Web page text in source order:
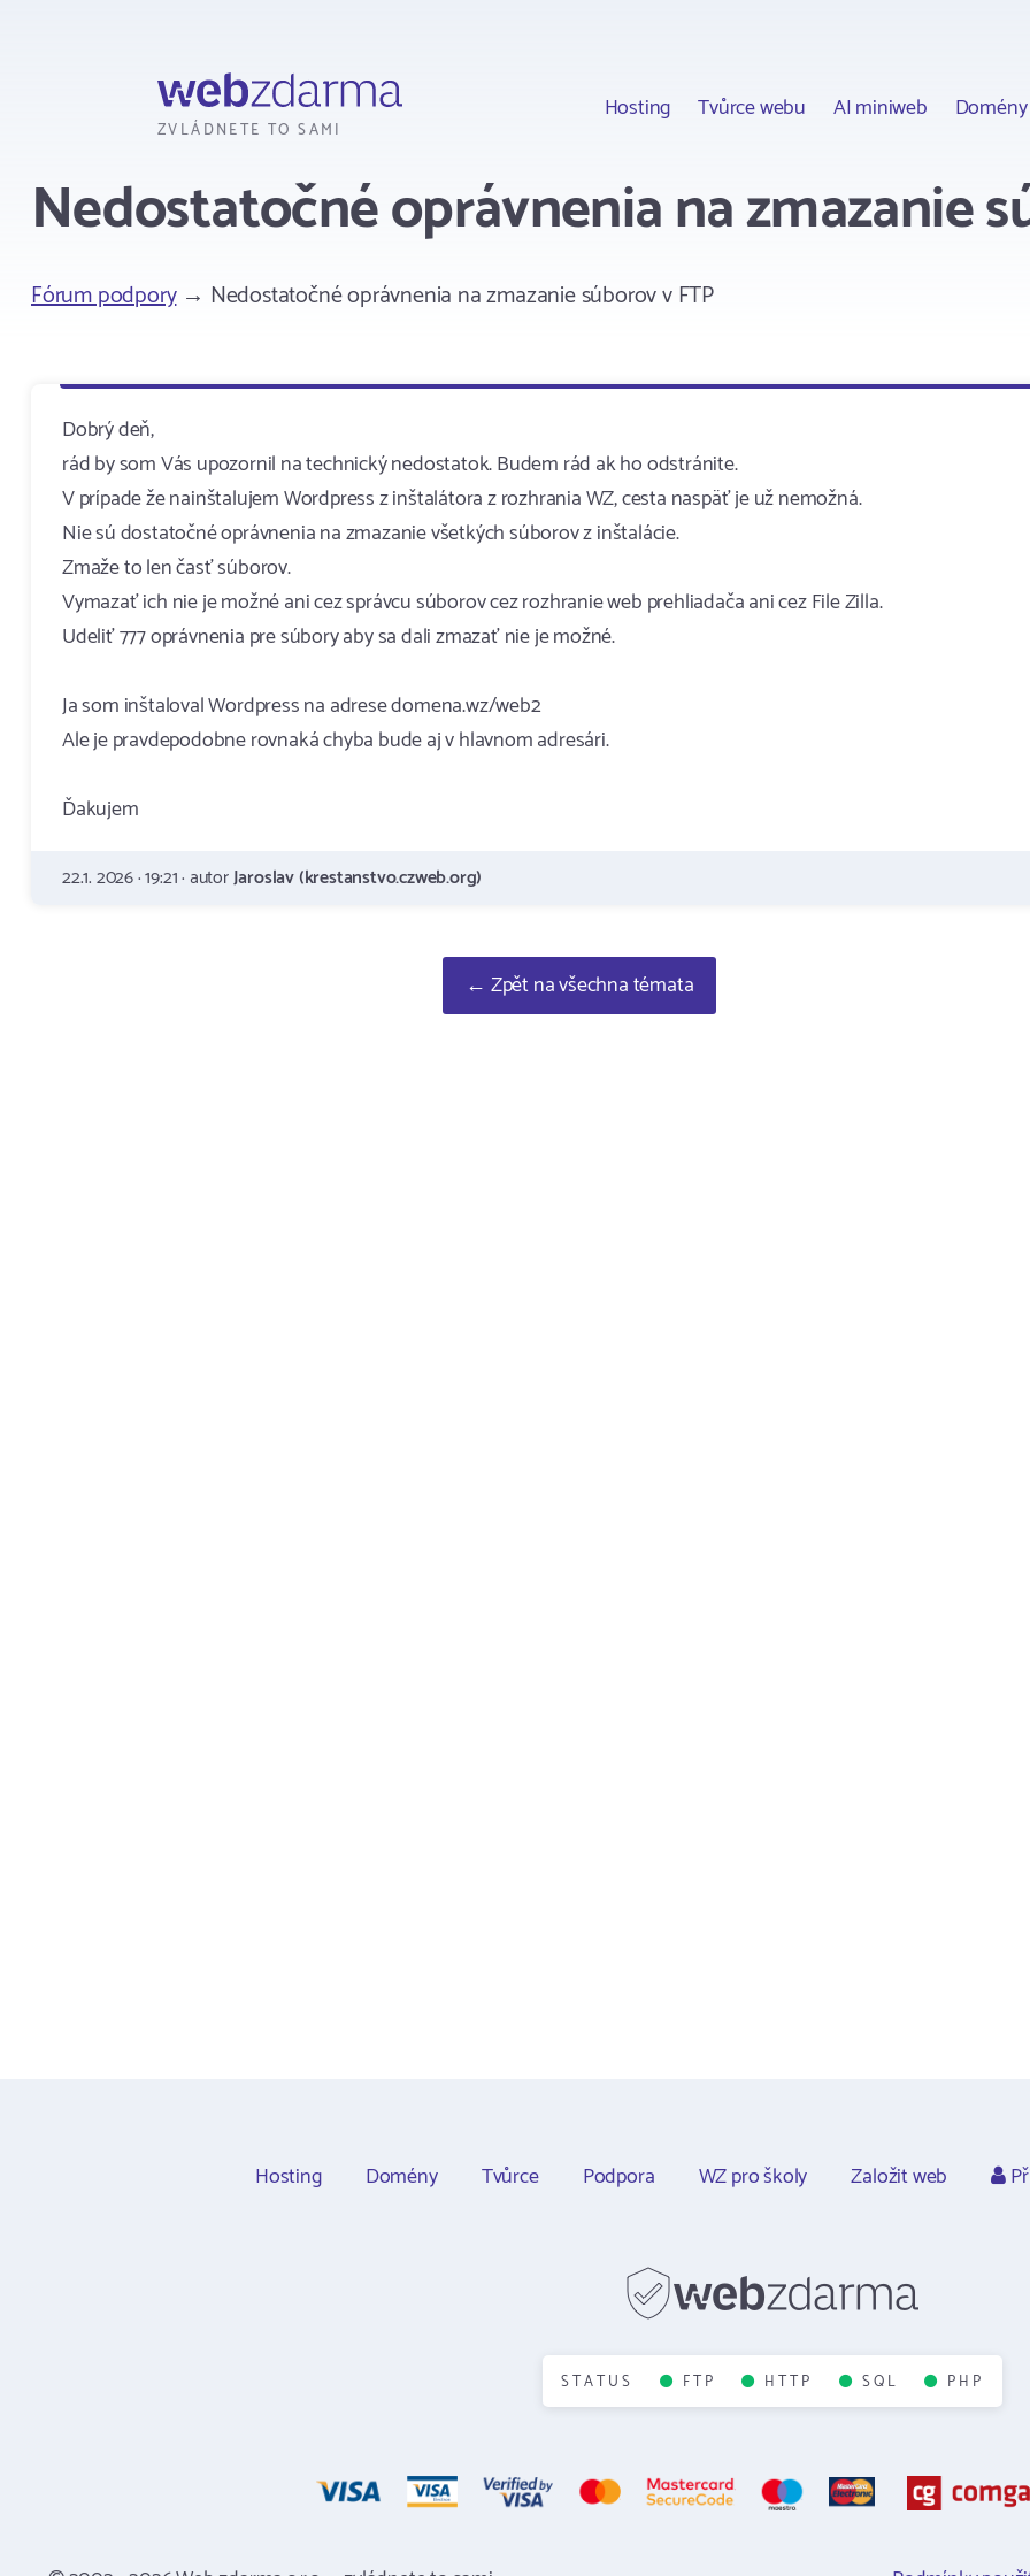
ZVLÁDNETE TO SAMI
Hosting Tvůrce webu AI miniweb Domény
Nedostatočné oprávnenia na zmazanie
Fórum podpory→ Nedostatočné oprávnenia na zmazanie súborov v FTP
Dobrý deň,
rád by som Vás upozornil na technický nedostatok. Budem rád ak ho odstránite.
V prípade že nainštalujem Wordpress z inštalátora z rozhrania WZ, cesta naspäť je už nemožná.
Nie sú dostatočné oprávnenia na zmazanie všetkých súborov z inštalácie.
Zmaže to len časť súborov.
Vymazať ich nie je možné ani cez správcu súborov cez rozhranie web prehliadača ani cez File Zilla.
Udeliť 777 oprávnenia pre súbory aby sa dali zmazať nie je možné.
Ja som inštaloval Wordpress na adrese domena.wz/web2
Ale je pravdepodobne rovnaká chyba bude aj v hlavnom adresári.
Ďakujem
22.1. 2026 · 19:21 · autorJaroslav (krestanstvo.czweb.org)
← Zpět na všechna témata
Hosting Domény Tvůrce Podpora WZ pro školy Založit web
STATUS FTP HTTP SQL PHP